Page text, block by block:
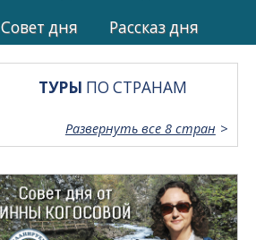
Cовет дня
Рассказ дня
ТУРЫ ПО СТРАНАМ
Развернуть все 8 стран